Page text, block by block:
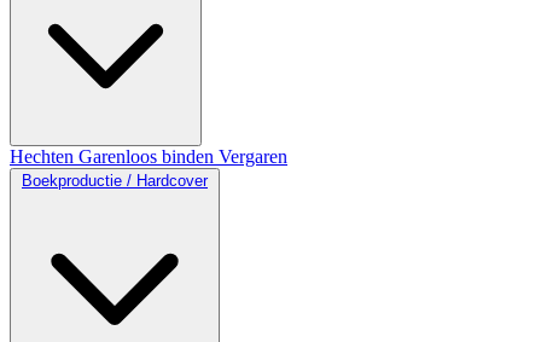
Hechten Garenloos binden Vergaren
Boekproductie / Hardcover